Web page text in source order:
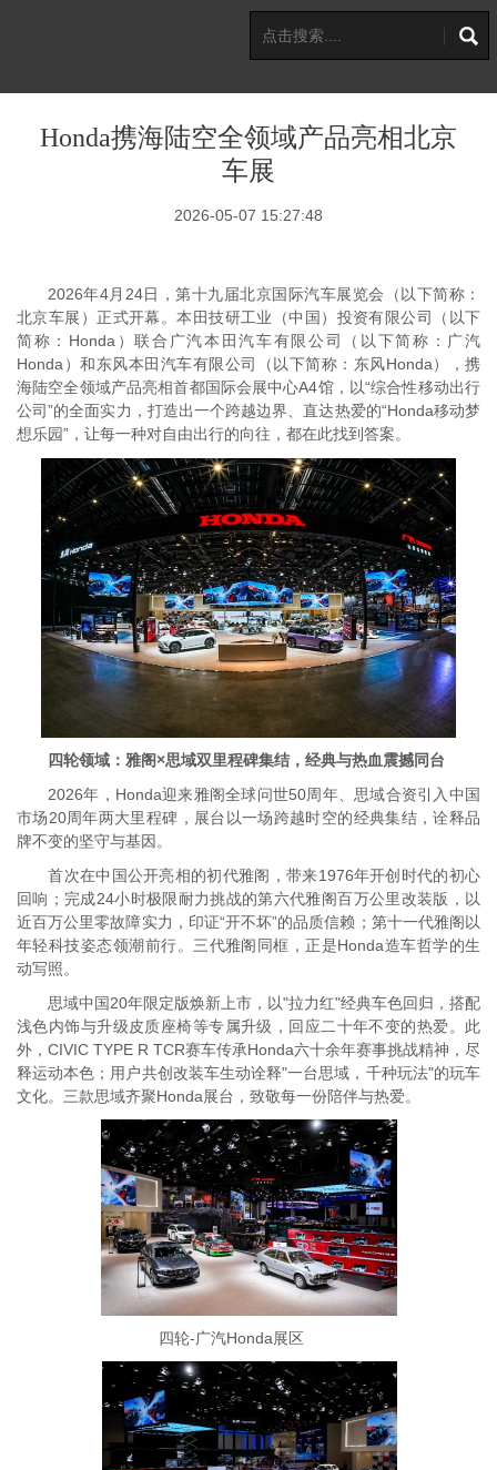
Honda携海陆空全领域产品亮相北京
车展
2026-05-07 15:27:48
2026年4月24日，第十九届北京国际汽车展览会（以下简称：
北京车展）正式开幕。本田技研工业（中国）投资有限公司（以下
简称：Honda）联合广汽本田汽车有限公司（以下简称： 广汽
Honda）和东风本田汽车有限公司（以下简称：东风Honda），携
海陆空全领域产品亮相首都国际会展中心A4馆，以“综合性移动出行
公司”的全面实力，打造出一个跨越边界、直达热爱的“Honda移动梦
想乐园”，让每一种对自由出行的向往，都在此找到答案。
四轮领域：雅阁×思域双里程碑集结，经典与热血震撼同台
2026年，Honda迎来雅阁全球问世50周年、思域合资引入中国
市场20周年两大里程碑，展台以一场跨越时空的经典集结，诠释品
牌不变的坚守与基因。
首次在中国公开亮相的初代雅阁，带来1976年开创时代的初心
回响；完成24小时极限耐力挑战的第六代雅阁百万公里改装版，以
近百万公里零故障实力，印证“开不坏”的品质信赖；第十一代雅阁以
年轻科技姿态领潮前行。三代雅阁同框，正是Honda造车哲学的生
动写照。
思域中国20年限定版焕新上市，以"拉力红"经典车色回归，搭配
浅色内饰与升级皮质座椅等专属升级，回应二十年不变的热爱。此
外，CIVIC TYPE R TCR赛车传承Honda六十余年赛事挑战精神，尽
释运动本色；用户共创改装车生动诠释"一台思域，千种玩法"的玩车
文化。三款思域齐聚Honda展台，致敬每一份陪伴与热爱。
四轮-广汽Honda展区